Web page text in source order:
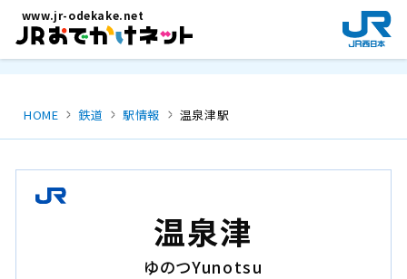
メインコンテンツにスキップ
www.jr-odekake.net
新
規
ウ
で
HOME 鉄道 駅情報 温泉津駅
温泉津
ゆのつYunotsu